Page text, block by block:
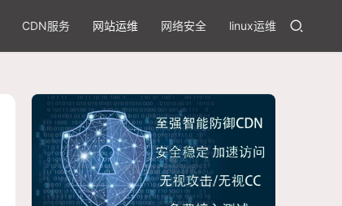
CDN服务 网站运维 网络安全 linux运维